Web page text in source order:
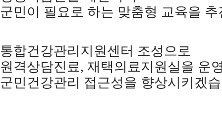
군민이 필요로 하는 맞춤형 교육을
통합건강관리지원센터 조성으로
원격상담진료, 재택의료지원실을 운
군민건강관리 접근성을 향상시키겠